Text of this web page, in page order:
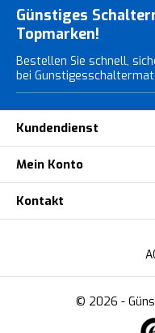
Günstiges
Topmarken!
Bestellen Sie schnell,
bei
Kundendienst
Mein Konto
Kontakt
© 2026 -